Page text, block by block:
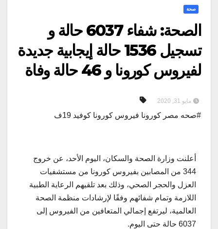
صحة
الصحة: شفاء 6037 حالة و
تسجيل 1536 حالة إيجابية جديدة
لفيروس كورونا و 46 حالة وفاة
مايو 31, 2020
#صحه مصر كورونا فيروس كورونا كوفيد 19ف
أعلنت وزارة الصحة والسكان، اليوم الأحد، عن خروج
344 من المصابين بفيروس كورونا من مستشفيات
العزل والحجر الصحي، وذلك بعد تلقيهم الرعاية الطبية
اللازمة وتمام شفائهم وفقًا لإرشادات منظمة الصحة
العالمية، ليرتفع إجمالي المتعافين من الفيروس إلى
6037 حالة حتى اليوم.